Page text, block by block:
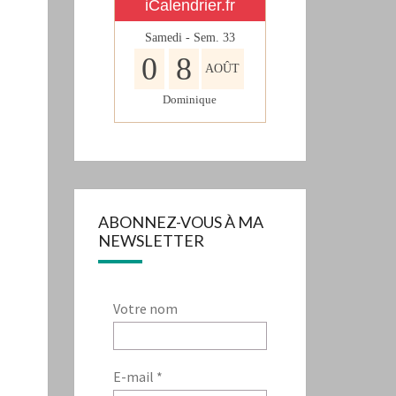
iCalendrier.fr
Samedi - Sem. 33
0 8 AOÛT
Dominique
ABONNEZ-VOUS À MA
NEWSLETTER
Votre nom
E-mail *